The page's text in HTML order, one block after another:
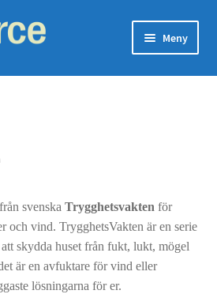
Meny
svenska Trygghetsvakten för
och vind. TrygghetsVakten är en serie
skydda huset från fukt, lukt, mögel
är en avfuktare för vind eller
lösningarna för er.